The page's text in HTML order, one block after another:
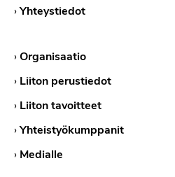
›Yhteystiedot
›Organisaatio
› Liiton perustiedot
› Liiton tavoitteet
›Yhteistyökumppanit
› Medialle